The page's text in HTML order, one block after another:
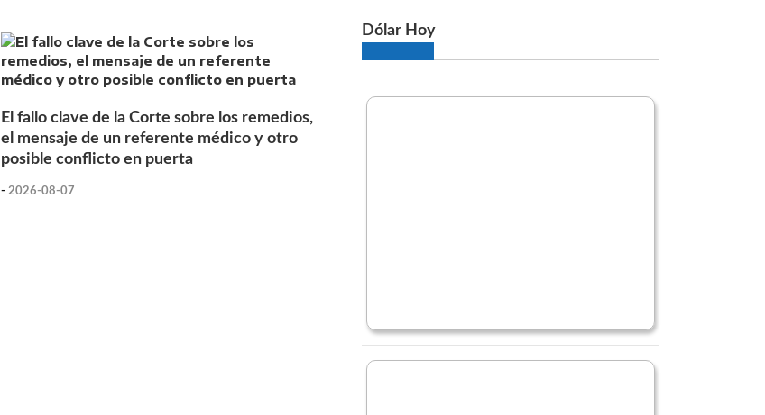
El fallo clave de la Corte sobre los remedios,
el mensaje de un referente médico y otro
posible conflicto en puerta
- 2026-08-07
Dólar Hoy